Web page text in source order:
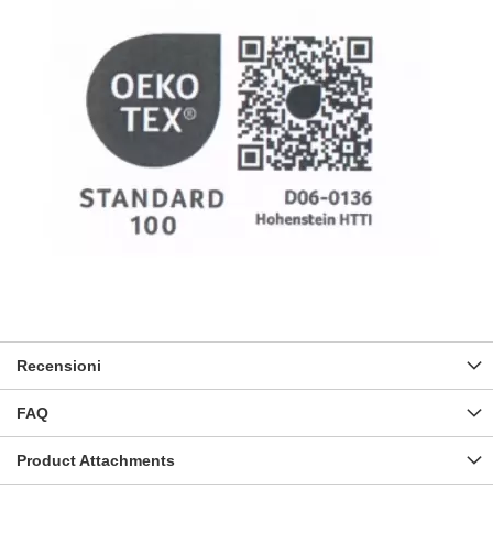
Recensioni
FAQ
Product Attachments